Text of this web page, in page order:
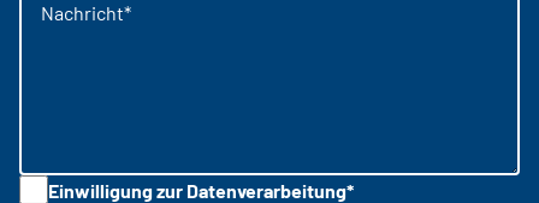
Nachricht*
Einwilligung zur Datenverarbeitung*